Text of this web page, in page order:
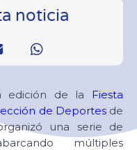
noticia
edición de la Fiesta
de Deportesde
una serie de
múltiples